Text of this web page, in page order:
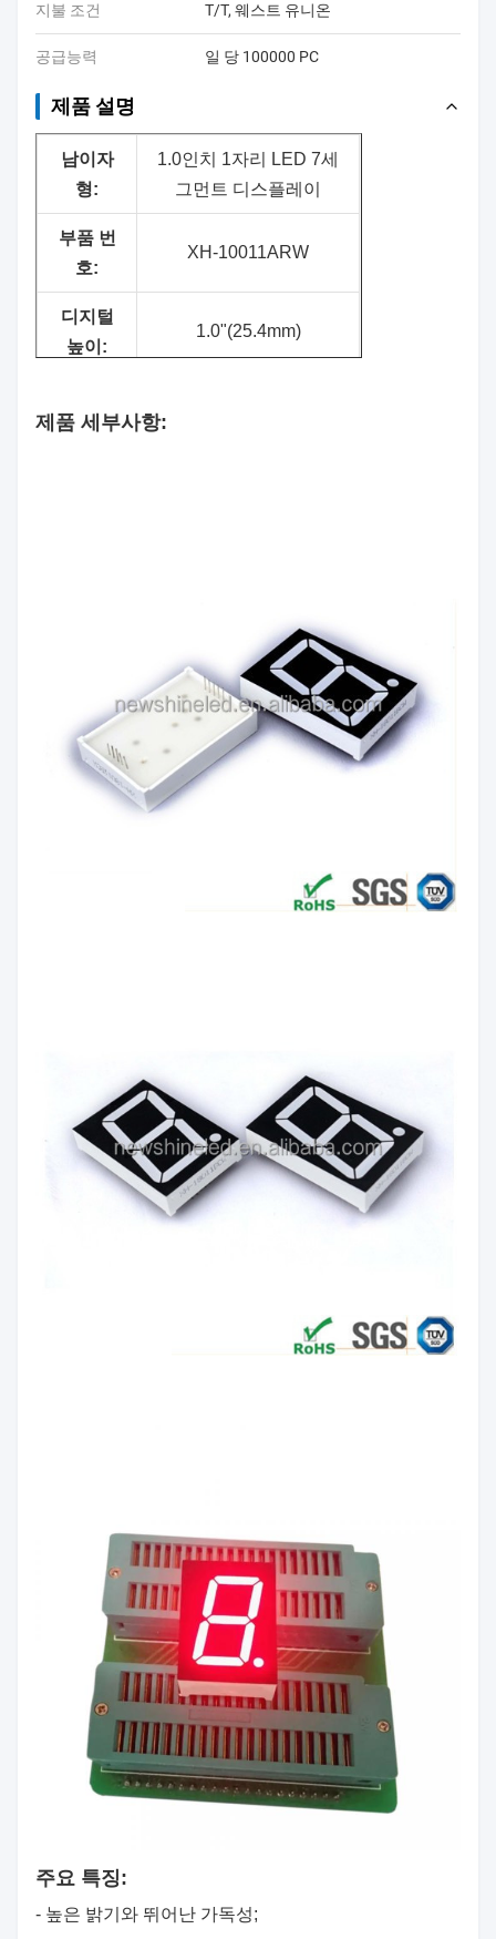
지불 조건 T/T, 웨스트 유니온
공급능력 일 당 100000 PC
제품 설명
남이자
형:
1.0인치 1자리 LED 7세
그먼트 디스플레이
부품 번
호:
XH-10011ARW
디지털
높이:
1.0"(25.4mm)
상:
60mcd/칩
극성: 공통 양극/공통 음극
제품 세부사항:
주요 특징:
- 높은 밝기와 뛰어난 가독성;